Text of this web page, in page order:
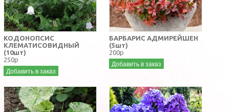
КОДОНОПСИС
КЛЕМАТИСОВИДНЫЙ
(10шт)
250р
Добавить в заказ
БАРБАРИС АДМИРЕЙШЕН
(5шт)
200р
Добавить в заказ